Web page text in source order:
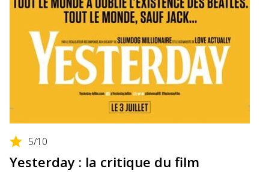
5/10
Yesterday : la critique du film